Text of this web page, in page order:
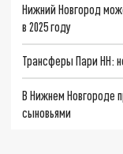
Нижний Новгород
в 2025 году
Трансферы Пари НН:
В Нижнем Новгороде
сыновьями